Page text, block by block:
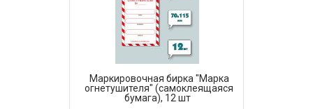
Маркировочная бирка "Марка
огнетушителя" (самоклеящаяся
бумага), 12 шт